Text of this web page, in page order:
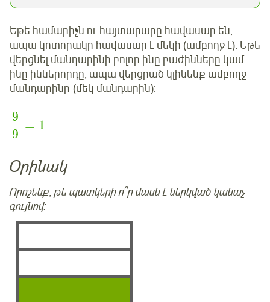
Եթե համարիչն ու հայտարարը հավասար են,
ապա կոտորակը հավասար է մեկի (ամբողջ է): Եթե
վերցնել մանդարինի բոլոր ինը բաժինները կամ
ինը իններորդը, ապա վերցրած կլինենք ամբողջ
մանդարինը (մեկ մանդարին):
9
9
= 1
Օրինակ
Որոշենք, թե պատկերի ո՞ր մասն է ներկված կանաչ
գույնով: